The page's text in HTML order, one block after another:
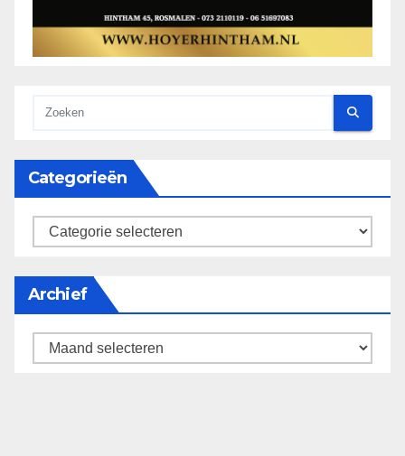
Categorieën
categorieën
Archief
Archief